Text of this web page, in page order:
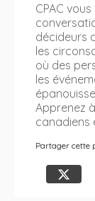
CPAC
décideurs
les
où des
les
Apprenez
canadiens
Partager cette